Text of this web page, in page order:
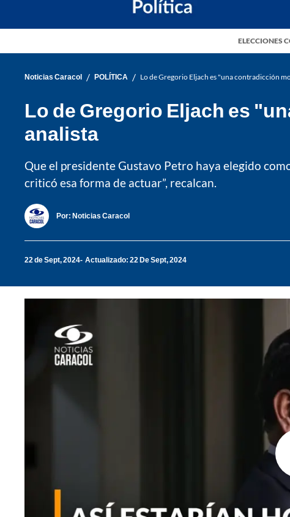
ELECCIONES
Noticias Caracol / POLÍTICA / Lo de Gregorio Eljach es "una contradicción
Lo de Gregorio Eljach es
analista
Que el presidente Gustavo Petro haya elegido
criticó esa forma de actuar”, recalcan.
Por: Noticias Caracol
22 de Sept, 2024 Actualizado: 22 De Sept, 2024